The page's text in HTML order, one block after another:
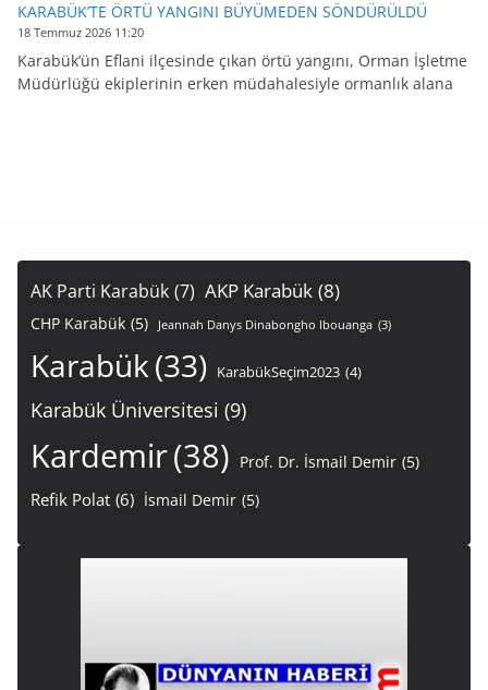
KARABÜK’TE ÖRTÜ YANGINI BÜYÜMEDEN SÖNDÜRÜLDÜ
18 Temmuz 2026 11:20
Karabük’ün Eflani ilçesinde çıkan örtü yangını, Orman İşletme
Müdürlüğü ekiplerinin erken müdahalesiyle ormanlık alana
AK Parti Karabük (7) AKP Karabük (8)
CHP Karabük (5) Jeannah Danys Dinabongho Ibouanga (3)
Karabük(33) KarabükSeçim2023 (4)
Karabük Üniversitesi (9)
Kardemir(38) Prof. Dr. İsmail Demir (5)
Refik Polat (6) İsmail Demir (5)